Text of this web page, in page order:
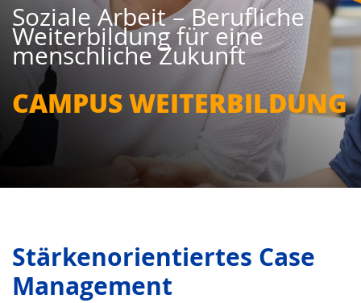
Soziale Arbeit – Berufliche
Weiterbildung für eine
menschliche Zukunft
CAMPUS WEITER­BILDUNG
Stärkenorientiertes Case
Manage­ment